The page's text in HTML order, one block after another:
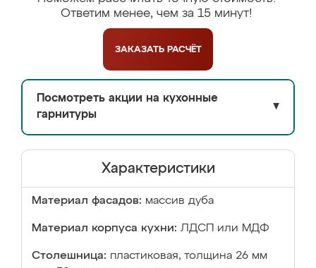
Ответим менее, чем за 15 минут!
ЗАКАЗАТЬ РАСЧЁТ
Посмотреть акции на кухонные
гарнитуры
▼
Характеристики
Материал фасадов: массив дуба
Материал корпуса кухни: ЛДСП или МДФ
Столешница: пластиковая, толщина 26 мм